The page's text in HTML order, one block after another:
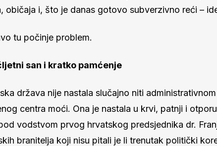
običaja i, što je danas gotovo subverzivno reći –
tu počinje problem.
san i kratko pamćenje
država nije nastala slučajno niti
centra moći. Ona je nastala u krvi, patnji i
vodstvom prvog hrvatskog predsjednika dr.
branitelja koji nisu pitali je li trenutak politički